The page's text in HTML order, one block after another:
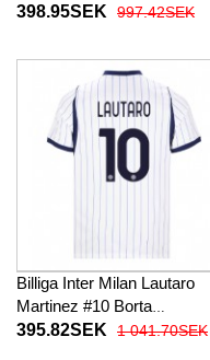
fotbollskläder VM 2026
398.95SEK 997.42SEK
Billiga Inter Milan Lautaro
Martinez #10 Borta
fotbollskläder 2026-27
395.82SEK 1 041.70SEK